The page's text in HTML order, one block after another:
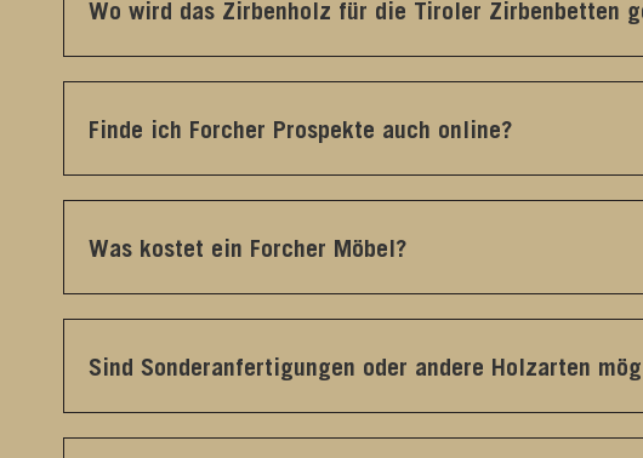
Wo wird das Zirbenholz für die Tiroler Zirbenbetten
Finde ich Forcher Prospekte auch online?
Was kostet ein Forcher Möbel?
Sind Sonderanfertigungen oder andere Holzarten